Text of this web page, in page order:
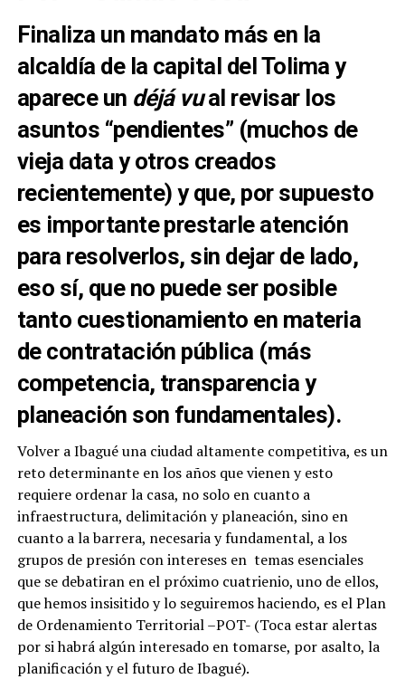
Finaliza un mandato más en la
alcaldía de la capital del Tolima y
aparece un déjá vual revisar los
asuntos “pendientes” (muchos de
vieja data y otros creados
recientemente) y que, por supuesto
es importante prestarle atención
para resolverlos, sin dejar de lado,
eso sí, que no puede ser posible
tanto cuestionamiento en materia
de contratación pública (más
competencia, transparencia y
planeación son fundamentales).
Volver a Ibagué una ciudad altamente competitiva, es un
reto determinante en los años que vienen y esto
requiere ordenar la casa, no solo en cuanto a
infraestructura, delimitación y planeación, sino en
cuanto a la barrera, necesaria y fundamental, a los
grupos de presión con intereses en temas esenciales
que se debatiran en el próximo cuatrienio, uno de ellos,
que hemos insisitido y lo seguiremos haciendo, es el Plan
de Ordenamiento Territorial –POT- (Toca estar alertas
por si habrá algún interesado en tomarse, por asalto, la
planificación y el futuro de Ibagué).